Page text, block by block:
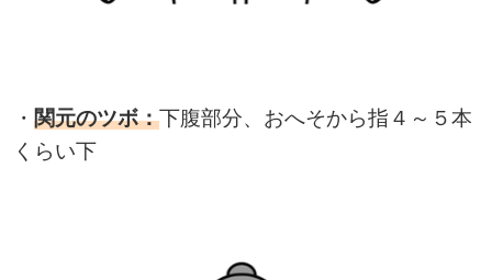
・ 関元のツボ：下腹部分、おへそから指４～５本
くらい下